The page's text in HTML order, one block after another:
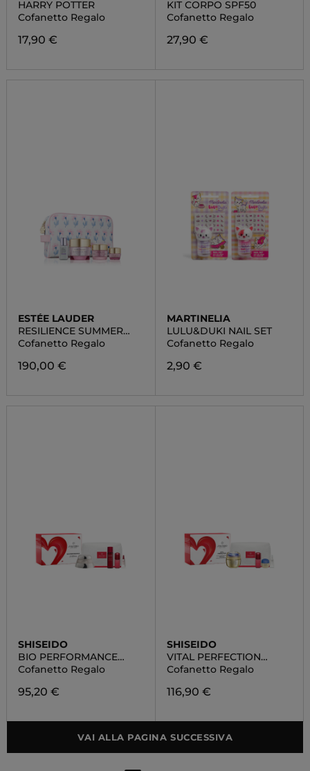
HARRY POTTER
Cofanetto Regalo
17,90 €
KIT CORPO SPF50
Cofanetto Regalo
27,90 €
ESTÉE LAUDER
RESILIENCE SUMMER
SET
Cofanetto Regalo
190,00 €
MARTINELIA
LULU&DUKI NAIL SET
Cofanetto Regalo
2,90 €
SHISEIDO
BIO PERFORMANCE
POUCH SET
Cofanetto Regalo
95,20 €
SHISEIDO
VITAL PERFECTION
SUPREME POUCH SET
Cofanetto Regalo
116,90 €
VAI ALLA PAGINA SUCCESSIVA